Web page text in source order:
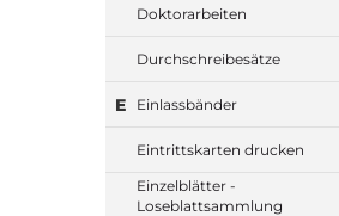
Doktorarbeiten
Durchschreibesätze
E Einlassbänder
Eintrittskarten drucken
Einzelblätter -
Loseblattsammlung